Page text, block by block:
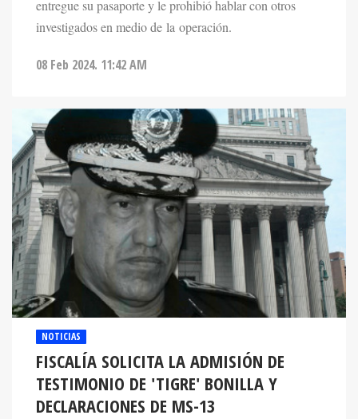
entregue su pasaporte y le prohibió hablar con otros
investigados en medio de la operación.
08 Feb 2024. 11:42 AM
NOTICIAS
FISCALÍA SOLICITA LA ADMISIÓN DE
TESTIMONIO DE 'TIGRE' BONILLA Y
DECLARACIONES DE MS-13